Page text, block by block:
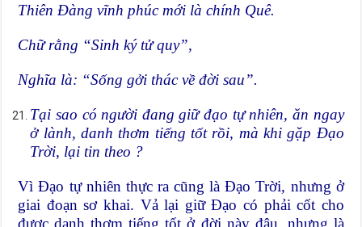
Thiên Đàng vĩnh phúc mới là chính Quê.
Chữ rằng “Sinh ký tử quy”,
Nghĩa là: “Sống gởi thác về đời sau”.
Tại sao có người đang giữ đạo tự nhiên, ăn ngay
ở lành, danh thơm tiếng tốt rồi, mà khi gặp Đạo
Trời, lại tin theo ?
Vì Đạo tự nhiên thực ra cũng là Đạo Trời, nhưng ở
giai đoạn sơ khai. Vả lại giữ Đạo có phải cốt cho
được danh thơm tiếng tốt ở đời này đâu, nhưng là